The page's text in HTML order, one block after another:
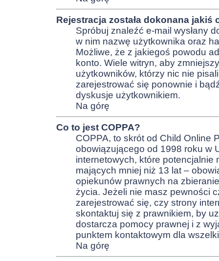
Rejestracja została dokonana jakiś
Spróbuj znaleźć e-mail wysłany
w nim nazwę użytkownika oraz
Możliwe, że z jakiegoś powodu
konto. Wiele witryn, aby
użytkowników, którzy nic nie
zarejestrować się ponownie i
dyskusje użytkownikiem.
Na górę
Co to jest COPPA?
COPPA, to skrót od Child Online
obowiązującego od 1998 roku w
internetowych, które potencjalnie
mających mniej niż 13 lat –
opiekunów prawnych na
życia. Jeżeli nie masz pewności
zarejestrować się, czy strony
skontaktuj się z prawnikiem, by
dostarcza pomocy prawnej i z
punktem kontaktowym dla
Na górę